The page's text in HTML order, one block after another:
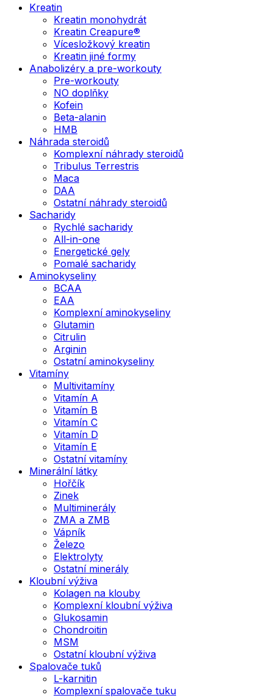
Kreatin
Kreatin monohydrát
Kreatin Creapure®
Vícesložkový kreatin
Kreatin jiné formy
Anabolizéry a pre-workouty
Pre-workouty
NO doplňky
Kofein
Beta-alanin
HMB
Náhrada steroidů
Komplexní náhrady steroidů
Tribulus Terrestris
Maca
DAA
Ostatní náhrady steroidů
Sacharidy
Rychlé sacharidy
All-in-one
Energetické gely
Pomalé sacharidy
Aminokyseliny
BCAA
EAA
Komplexní aminokyseliny
Glutamin
Citrulin
Arginin
Ostatní aminokyseliny
Vitamíny
Multivitamíny
Vitamín A
Vitamín B
Vitamín C
Vitamín D
Vitamín E
Ostatní vitamíny
Minerální látky
Hořčík
Zinek
Multiminerály
ZMA a ZMB
Vápník
Železo
Elektrolyty
Ostatní minerály
Kloubní výživa
Kolagen na klouby
Komplexní kloubní výživa
Glukosamin
Chondroitin
MSM
Ostatní kloubní výživa
Spalovače tuků
L-karnitin
Komplexní spalovače tuku